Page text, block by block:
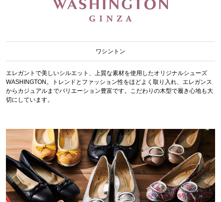
ワシントン
エレガントで美しいシルエット、上質な素材を使用したオリジナルシューズ
WASHINGTON。トレンドとファッション性をほどよく取り入れ、エレガンス
からカジュアルまでバリエーション豊富です。こだわりの木型で履き心地も大
切にしています。